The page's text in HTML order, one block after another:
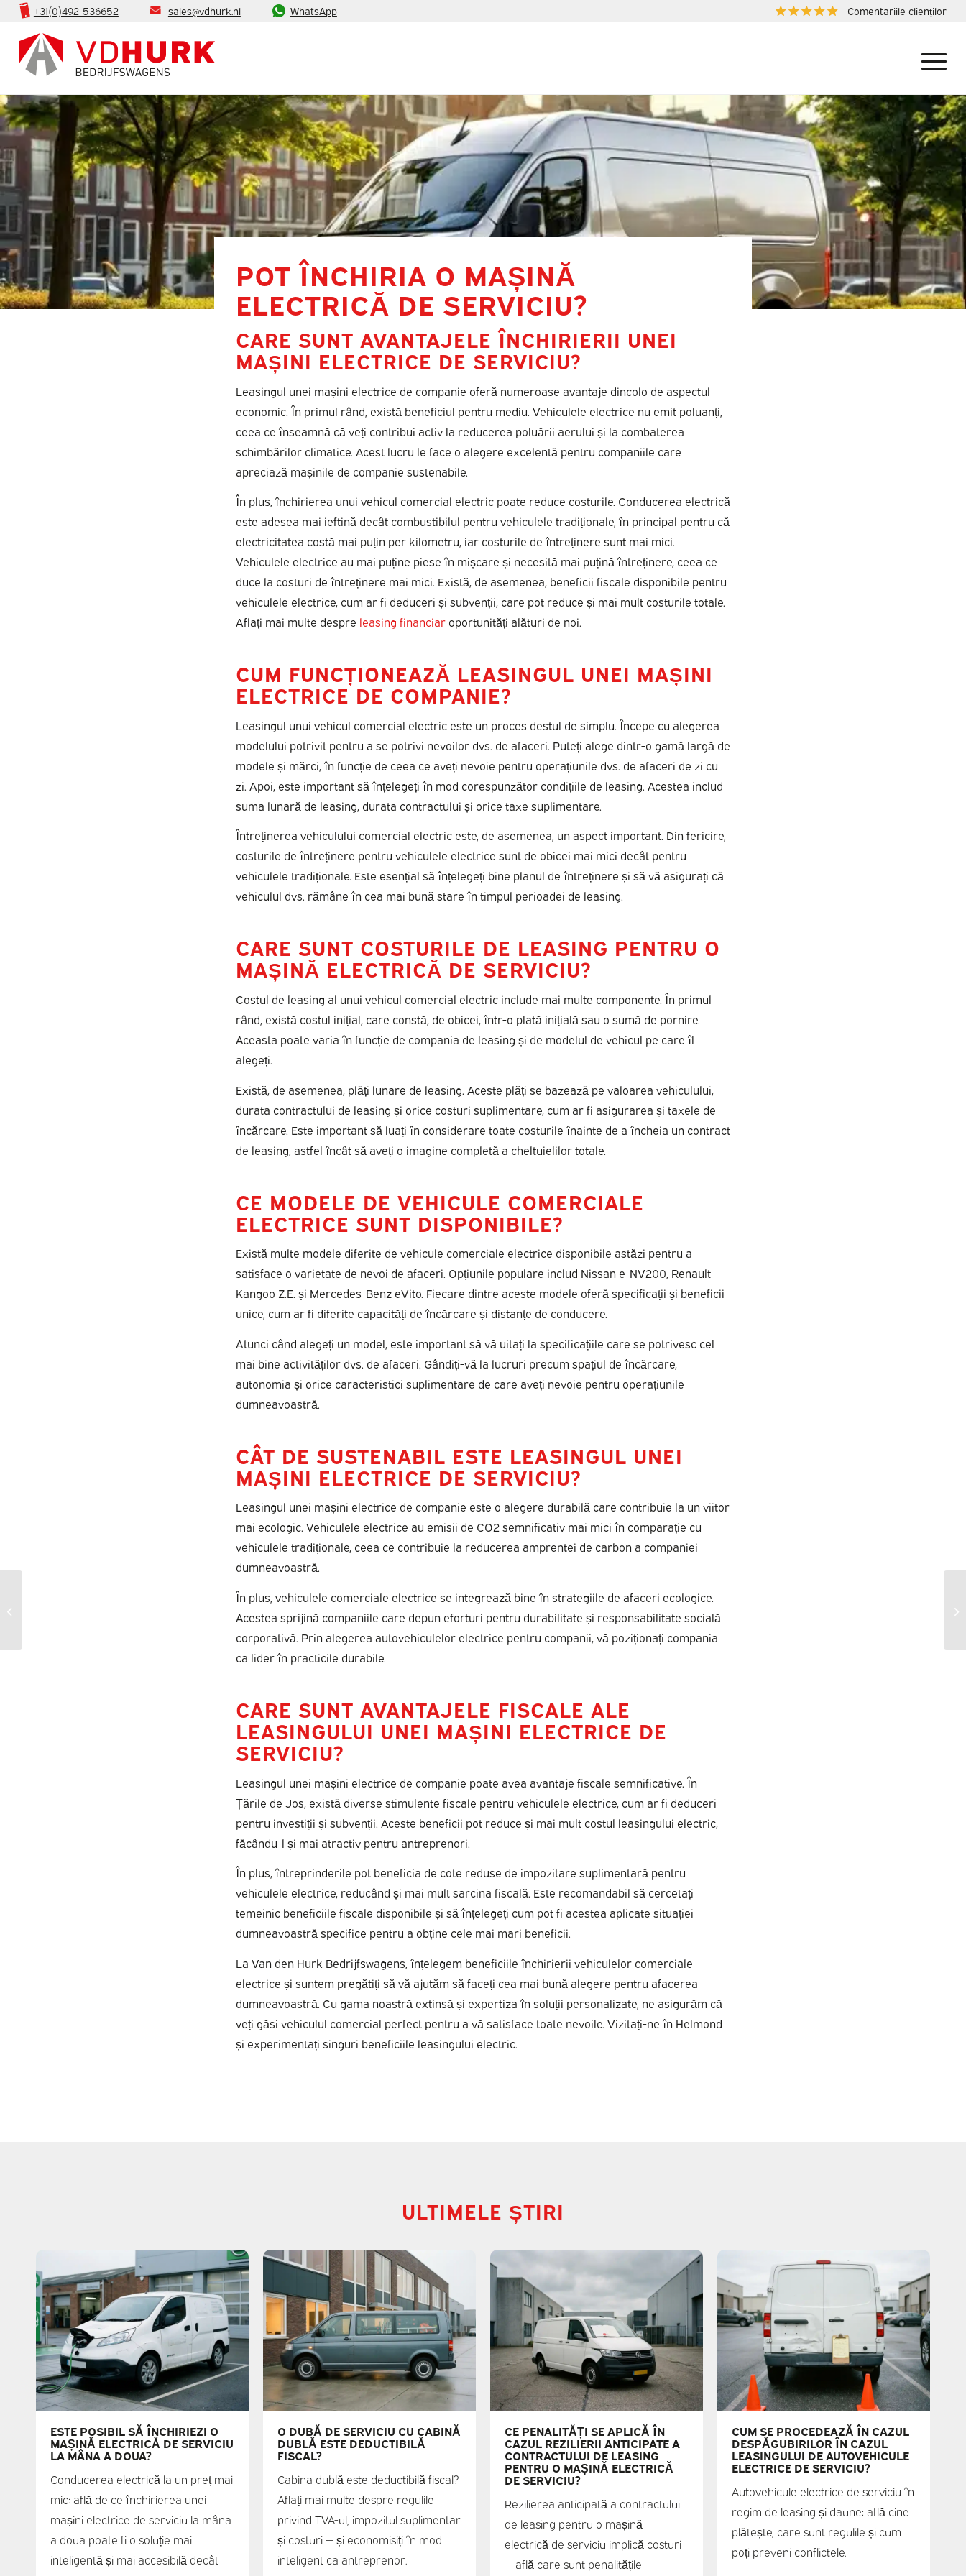
Comentariile clienților
+31(0)492-536652 sales@vdhurk.nl WhatsApp
POT ÎNCHIRIA O MAȘINĂ
ELECTRICĂ DE SERVICIU?
CARE SUNT AVANTAJELE ÎNCHIRIERII UNEI
MAȘINI ELECTRICE DE SERVICIU?
Leasingul unei mașini electrice de companie oferă numeroase avantaje dincolo de aspectul
economic. În primul rând, există beneficiul pentru mediu. Vehiculele electrice nu emit poluanți,
ceea ce înseamnă că veți contribui activ la reducerea poluării aerului și la combaterea
schimbărilor climatice. Acest lucru le face o alegere excelentă pentru companiile care
apreciază mașinile de companie sustenabile.
În plus, închirierea unui vehicul comercial electric poate reduce costurile. Conducerea electrică
este adesea mai ieftină decât combustibilul pentru vehiculele tradiționale, în principal pentru că
electricitatea costă mai puțin per kilometru, iar costurile de întreținere sunt mai mici.
Vehiculele electrice au mai puține piese în mișcare și necesită mai puțină întreținere, ceea ce
duce la costuri de întreținere mai mici. Există, de asemenea, beneficii fiscale disponibile pentru
vehiculele electrice, cum ar fi deduceri și subvenții, care pot reduce și mai mult costurile totale.
Aflați mai multe despre leasing financiar oportunități alături de noi.
CUM FUNCȚIONEAZĂ LEASINGUL UNEI MAȘINI
ELECTRICE DE COMPANIE?
Leasingul unui vehicul comercial electric este un proces destul de simplu. Începe cu alegerea
modelului potrivit pentru a se potrivi nevoilor dvs. de afaceri. Puteți alege dintr-o gamă largă de
modele și mărci, în funcție de ceea ce aveți nevoie pentru operațiunile dvs. de afaceri de zi cu
zi. Apoi, este important să înțelegeți în mod corespunzător condițiile de leasing. Acestea includ
suma lunară de leasing, durata contractului și orice taxe suplimentare.
Întreținerea vehiculului comercial electric este, de asemenea, un aspect important. Din fericire,
costurile de întreținere pentru vehiculele electrice sunt de obicei mai mici decât pentru
vehiculele tradiționale. Este esențial să înțelegeți bine planul de întreținere și să vă asigurați că
vehiculul dvs. rămâne în cea mai bună stare în timpul perioadei de leasing.
CARE SUNT COSTURILE DE LEASING PENTRU O
MAȘINĂ ELECTRICĂ DE SERVICIU?
Costul de leasing al unui vehicul comercial electric include mai multe componente. În primul
rând, există costul inițial, care constă, de obicei, într-o plată inițială sau o sumă de pornire.
Aceasta poate varia în funcție de compania de leasing și de modelul de vehicul pe care îl
alegeți.
Există, de asemenea, plăți lunare de leasing. Aceste plăți se bazează pe valoarea vehiculului,
durata contractului de leasing și orice costuri suplimentare, cum ar fi asigurarea și taxele de
încărcare. Este important să luați în considerare toate costurile înainte de a încheia un contract
de leasing, astfel încât să aveți o imagine completă a cheltuielilor totale.
CE MODELE DE VEHICULE COMERCIALE
ELECTRICE SUNT DISPONIBILE?
Există multe modele diferite de vehicule comerciale electrice disponibile astăzi pentru a
satisface o varietate de nevoi de afaceri. Opțiunile populare includ Nissan e-NV200, Renault
Kangoo Z.E. și Mercedes-Benz eVito. Fiecare dintre aceste modele oferă specificații și beneficii
unice, cum ar fi diferite capacități de încărcare și distanțe de conducere.
Atunci când alegeți un model, este important să vă uitați la specificațiile care se potrivesc cel
mai bine activităților dvs. de afaceri. Gândiți-vă la lucruri precum spațiul de încărcare,
autonomia și orice caracteristici suplimentare de care aveți nevoie pentru operațiunile
dumneavoastră.
CÂT DE SUSTENABIL ESTE LEASINGUL UNEI
MAȘINI ELECTRICE DE SERVICIU?
Leasingul unei mașini electrice de companie este o alegere durabilă care contribuie la un viitor
mai ecologic. Vehiculele electrice au emisii de CO2 semnificativ mai mici în comparație cu
vehiculele tradiționale, ceea ce contribuie la reducerea amprentei de carbon a companiei
dumneavoastră.
În plus, vehiculele comerciale electrice se integrează bine în strategiile de afaceri ecologice.
Acestea sprijină companiile care depun eforturi pentru durabilitate și responsabilitate socială
corporativă. Prin alegerea autovehiculelor electrice pentru companii, vă poziționați compania
ca lider în practicile durabile.
CARE SUNT AVANTAJELE FISCALE ALE
LEASINGULUI UNEI MAȘINI ELECTRICE DE
SERVICIU?
Leasingul unei mașini electrice de companie poate avea avantaje fiscale semnificative. În
Țările de Jos, există diverse stimulente fiscale pentru vehiculele electrice, cum ar fi deduceri
pentru investiții și subvenții. Aceste beneficii pot reduce și mai mult costul leasingului electric,
făcându-l și mai atractiv pentru antreprenori.
În plus, întreprinderile pot beneficia de cote reduse de impozitare suplimentară pentru
vehiculele electrice, reducând și mai mult sarcina fiscală. Este recomandabil să cercetați
temeinic beneficiile fiscale disponibile și să înțelegeți cum pot fi acestea aplicate situației
dumneavoastră specifice pentru a obține cele mai mari beneficii.
La Van den Hurk Bedrijfswagens, înțelegem beneficiile închirierii vehiculelor comerciale
electrice și suntem pregătiți să vă ajutăm să faceți cea mai bună alegere pentru afacerea
dumneavoastră. Cu gama noastră extinsă și expertiza în soluții personalizate, ne asigurăm că
veți găsi vehiculul comercial perfect pentru a vă satisface toate nevoile. Vizitați-ne în Helmond
și experimentați singuri beneficiile leasingului electric.
ULTIMELE ȘTIRI
ESTE POSIBIL SĂ ÎNCHIRIEZI O
MAȘINĂ ELECTRICĂ DE SERVICIU
LA MÂNA A DOUA?
Conducerea electrică la un preț mai
mic: află de ce închirierea unei
mașini electrice de serviciu la mâna
a doua poate fi o soluție mai
inteligentă și mai accesibilă decât
O DUBĂ DE SERVICIU CU CABINĂ
DUBLĂ ESTE DEDUCTIBILĂ
FISCAL?
Cabina dublă este deductibilă fiscal?
Aflați mai multe despre regulile
privind TVA-ul, impozitul suplimentar
și costuri — și economisiți în mod
inteligent ca antreprenor.
CE PENALITĂȚI SE APLICĂ ÎN
CAZUL REZILIERII ANTICIPATE A
CONTRACTULUI DE LEASING
PENTRU O MAȘINĂ ELECTRICĂ
DE SERVICIU?
Rezilierea anticipată a contractului
de leasing pentru o mașină
electrică de serviciu implică costuri
— află care sunt penalitățile
CUM SE PROCEDEAZĂ ÎN CAZUL
DESPĂGUBIRILOR ÎN CAZUL
LEASINGULUI DE AUTOVEHICULE
ELECTRICE DE SERVICIU?
Autovehicule electrice de serviciu în
regim de leasing și daune: află cine
plătește, care sunt regulile și cum
poți preveni conflictele.